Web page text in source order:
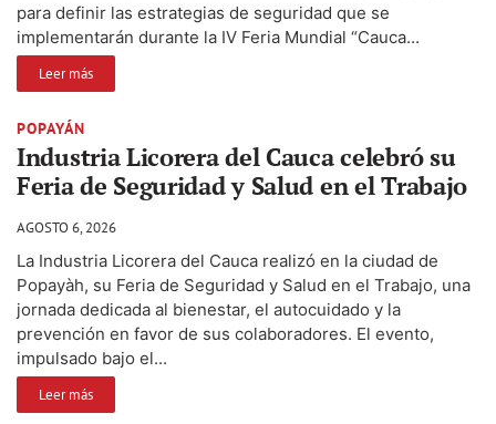
para definir las estrategias de seguridad que se
implementarán durante la IV Feria Mundial “Cauca...
Leer más
POPAYÁN
Industria Licorera del Cauca celebró su
Feria de Seguridad y Salud en el Trabajo
AGOSTO 6, 2026
La Industria Licorera del Cauca realizó en la ciudad de
Popayàh, su Feria de Seguridad y Salud en el Trabajo, una
jornada dedicada al bienestar, el autocuidado y la
prevención en favor de sus colaboradores. El evento,
impulsado bajo el...
Leer más